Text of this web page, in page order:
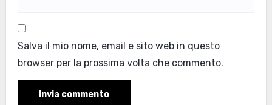
Salva il mio nome, email e sito web in questo
browser per la prossima volta che commento.